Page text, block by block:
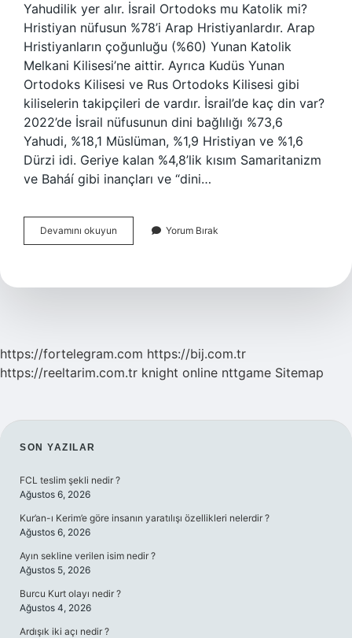
Yahudilik yer alır. İsrail Ortodoks mu Katolik mi?
Hristiyan nüfusun %78’i Arap Hristiyanlardır. Arap
Hristiyanların çoğunluğu (%60) Yunan Katolik
Melkani Kilisesi’ne aittir. Ayrıca Kudüs Yunan
Ortodoks Kilisesi ve Rus Ortodoks Kilisesi gibi
kiliselerin takipçileri de vardır. İsrail’de kaç din var?
2022’de İsrail nüfusunun dini bağlılığı %73,6
Yahudi, %18,1 Müslüman, %1,9 Hristiyan ve %1,6
Dürzi idi. Geriye kalan %4,8’lik kısım Samaritanizm
ve Baháí gibi inançları ve “dini…
Devamını okuyun
Kaç
Yorum Bırak
https://fortelegram.com https://bij.com.tr
https://reeltarim.com.tr knight online nttgame Sitemap
SIDEBAR
SON YAZILAR
FCL teslim şekli nedir ?
Ağustos 6, 2026
Kur’an-ı Kerim’e göre insanın yaratılışı özellikleri nelerdir ?
Ağustos 6, 2026
Ayın sekline verilen isim nedir ?
Ağustos 5, 2026
Burcu Kurt olayı nedir ?
Ağustos 4, 2026
Ardışık iki açı nedir ?